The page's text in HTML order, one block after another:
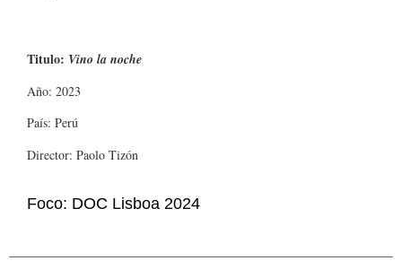
Titulo: Vino la noche
Año: 2023
País: Perú
Director: Paolo Tizón
Foco: DOC Lisboa 2024